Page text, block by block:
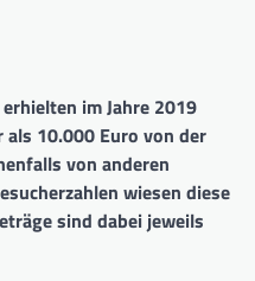
im Jahre 2019
10.000 Euro von der
von anderen
wiesen diese
sind dabei jeweils